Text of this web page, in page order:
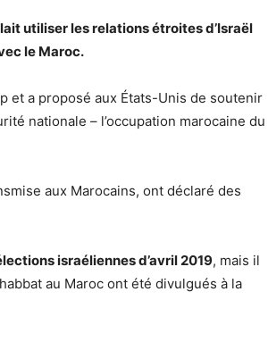
utiliser les relations étroites d’Israël
le Maroc.
et a proposé aux États-Unis de soutenir
nationale – l’occupation marocaine du
aux Marocains, ont déclaré des
israéliennes d’avril 2019, mais il
au Maroc ont été divulgués à la